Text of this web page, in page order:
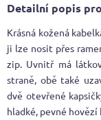
Detailní popis
Krásná kožená
ji lze nosit přes
zip. Uvnitř má
straně, obě také
dvě otevřené
hladké, pevné hovězí